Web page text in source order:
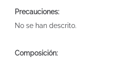
Precauciones:
No se han descrito.
Composición: